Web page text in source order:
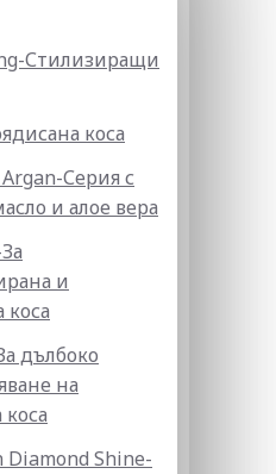
Стилизиращи
коса
Серия с
и алое вера
и
коса
дълбоко
на
Shine-